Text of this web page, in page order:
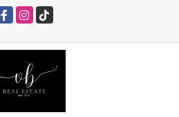
FacebookInstagram
TikTok